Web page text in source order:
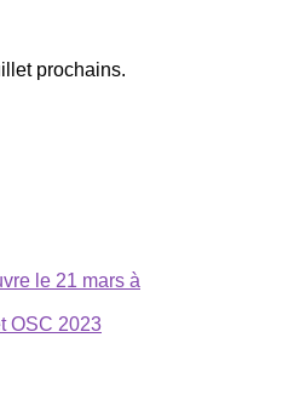
prochains.
le 21 mars à
OSC 2023